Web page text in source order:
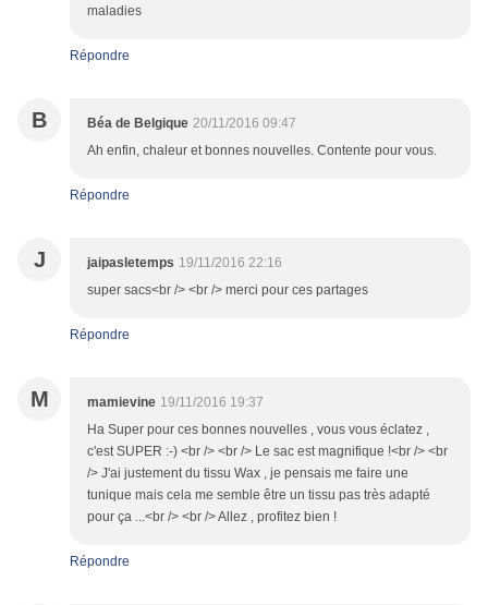
maladies
Répondre
B Béa de Belgique 20/11/2016 09:47
Ah enfin, chaleur et bonnes nouvelles. Contente pour vous.
Répondre
J jaipasletemps 19/11/2016 22:16
super sacs<br /> <br /> merci pour ces partages
Répondre
M mamievine 19/11/2016 19:37
Ha Super pour ces bonnes nouvelles , vous vous éclatez ,
c'est SUPER :-) <br /> <br /> Le sac est magnifique !<br /> <br
/> J'ai justement du tissu Wax , je pensais me faire une
tunique mais cela me semble être un tissu pas très adapté
pour ça ...<br /> <br /> Allez , profitez bien !
Répondre